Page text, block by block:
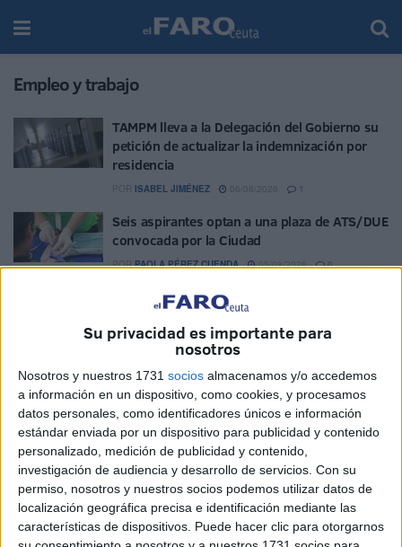
Su privacidad es importante para
nosotros
Nosotros y nuestros 1731 socios almacenamos y/o accedemos
a información en un dispositivo, como cookies, y procesamos
datos personales, como identificadores únicos e información
estándar enviada por un dispositivo para publicidad y contenido
personalizado, medición de publicidad y contenido,
investigación de audiencia y desarrollo de servicios. Con su
permiso, nosotros y nuestros socios podemos utilizar datos de
localización geográfica precisa e identificación mediante las
características de dispositivos. Puede hacer clic para otorgarnos
Empleo y trabajo
TAMPM lleva a la Delegación del Gobierno su
petición de actualizar la indemnización por
residencia
ISABEL JIMÉNEZ 1
Seis aspirantes optan a una plaza de ATS/DUE
convocada por la Ciudad
POR PAOLA PÉREZ CUENDA 05/08/2026 0
Lista definitiva: estos son los 11
seleccionados en las oposiciones de
Bomberos en Ceuta
PAOLA PÉREZ CUENDA
La ONCE bate récords en Ceuta: más empleo,
más ventas y 1,5 millones en premios
POR BEATRIZ MARTÍNEZ 29/07/2026 0
El trabajador de SAMU despedido durante una
baja denuncia en Inspección de Trabajo
POR EVA CEREZO 28/07/2026 11
Los trabajadores que denuncien corrupción